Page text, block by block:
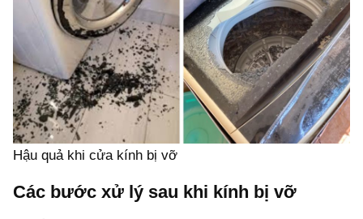
Hậu quả khi cửa kính bị vỡ
Các bước xử lý sau khi kính bị vỡ